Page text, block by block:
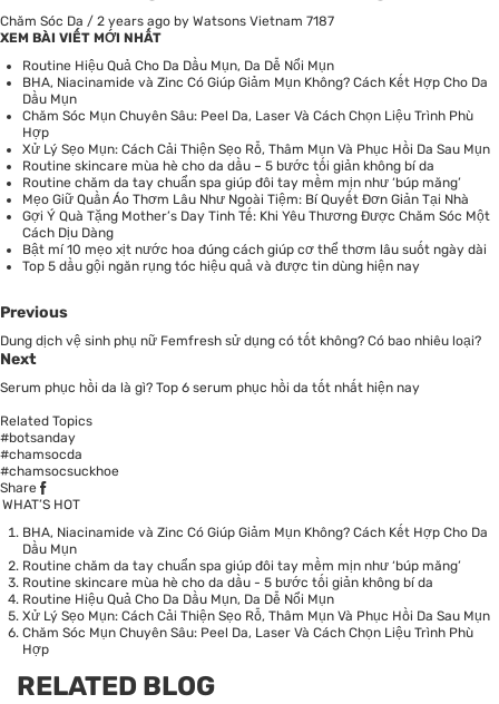
Chăm Sóc Da / 2 years ago by Watsons Vietnam 7187
XEM BÀI VIẾT MỚI NHẤT
Routine Hiệu Quả Cho Da Dầu Mụn, Da Dễ Nổi Mụn
BHA, Niacinamide và Zinc Có Giúp Giảm Mụn Không? Cách Kết Hợp Cho Da
Dầu Mụn
Chăm Sóc Mụn Chuyên Sâu: Peel Da, Laser Và Cách Chọn Liệu Trình Phù
Hợp
Xử Lý Sẹo Mụn: Cách Cải Thiện Sẹo Rỗ, Thâm Mụn Và Phục Hồi Da Sau Mụn
Routine skincare mùa hè cho da dầu – 5 bước tối giản không bí da
Routine chăm da tay chuẩn spa giúp đôi tay mềm mịn như ‘búp măng’
Mẹo Giữ Quần Áo Thơm Lâu Như Ngoài Tiệm: Bí Quyết Đơn Giản Tại Nhà
Gợi Ý Quà Tặng Mother’s Day Tinh Tế: Khi Yêu Thương Được Chăm Sóc Một
Cách Dịu Dàng
Bật mí 10 mẹo xịt nước hoa đúng cách giúp cơ thể thơm lâu suốt ngày dài
Top 5 dầu gội ngăn rụng tóc hiệu quả và được tin dùng hiện nay
Previous
Dung dịch vệ sinh phụ nữ Femfresh sử dụng có tốt không? Có bao nhiêu loại?
Next
Serum phục hồi da là gì? Top 6 serum phục hồi da tốt nhất hiện nay
Related Topics
#botsanday
#chamsocda
#chamsocsuckhoe
Share
WHAT’S HOT
BHA, Niacinamide và Zinc Có Giúp Giảm Mụn Không? Cách Kết Hợp Cho Da
Dầu Mụn
Routine chăm da tay chuẩn spa giúp đôi tay mềm mịn như ‘búp măng’
Routine skincare mùa hè cho da dầu - 5 bước tối giản không bí da
Routine Hiệu Quả Cho Da Dầu Mụn, Da Dễ Nổi Mụn
Xử Lý Sẹo Mụn: Cách Cải Thiện Sẹo Rỗ, Thâm Mụn Và Phục Hồi Da Sau Mụn
Chăm Sóc Mụn Chuyên Sâu: Peel Da, Laser Và Cách Chọn Liệu Trình Phù
Hợp
RELATED BLOG